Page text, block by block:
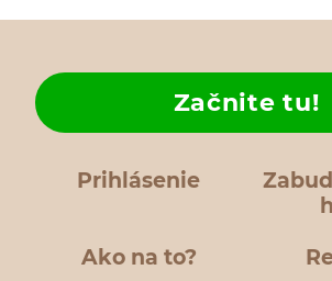
Prihlásenie
Ako na to?
Začnite tu!